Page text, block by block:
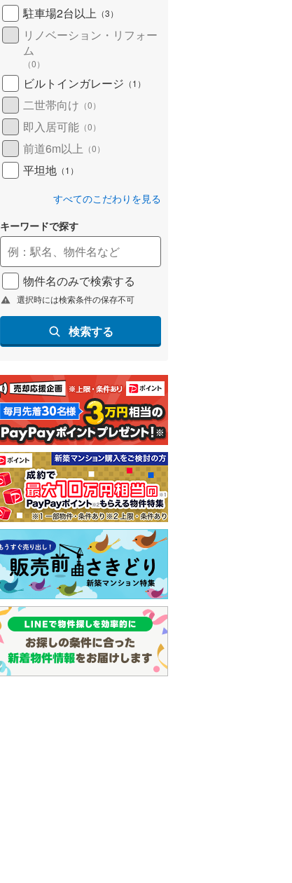
駐車場2台以上 （3）
リノベーション・リフォー
ム
（0）
ビルトインガレージ （1 ）
二世帯向け （0）
即入居可能 （0）
前道6m以上 （0）
平坦地 （1 ）
すべてのこだわりを見る
キーワードで探す
物件名のみで検索する
選択時には検索条件の保存不可
検索する